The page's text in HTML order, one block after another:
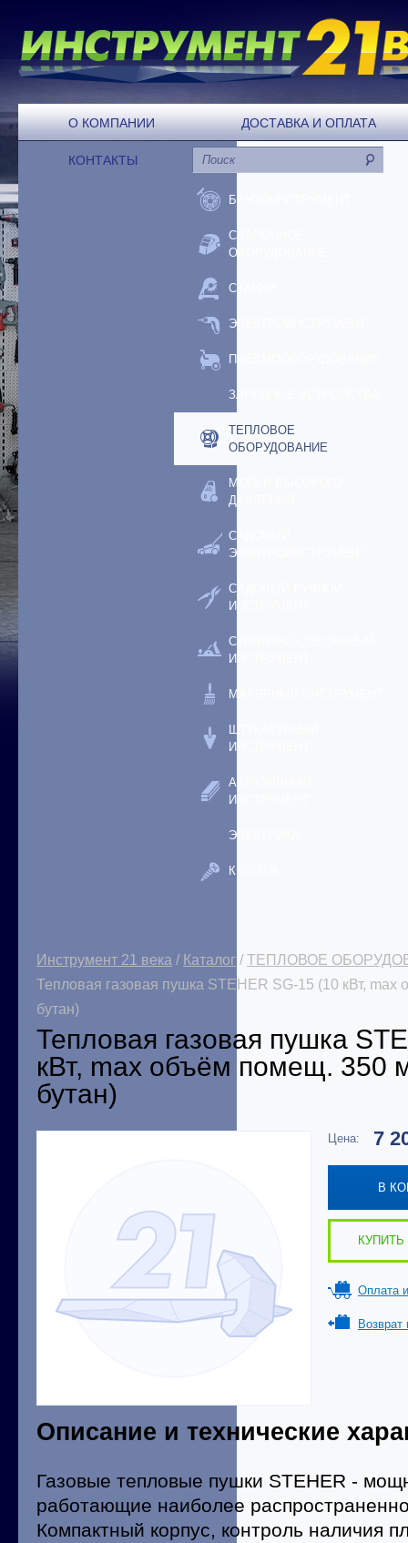
О КОМПАНИИ ДОСТАВКА И ОПЛАТА
КОНТАКТЫ
БЕНЗОИНСТРУМЕНТ
СВАРОЧНОЕ
ОБОРУДОВАНИЕ
СТАНКИ
ЭЛЕКТРОИНСТРУМЕНТ
ПНЕВМООБОРУДОВАНИЕ
ЗАРЯДНЫЕ УСТРОЙСТВА
ТЕПЛОВОЕ
ОБОРУДОВАНИЕ
МОЙКИ ВЫСОКОГО
ДАВЛЕНИЯ
САДОВЫЙ
ЭЛЕКТРОИНСТРУМЕНТ
САДОВЫЙ РУЧНОЙ
ИНСТРУМЕНТ
СТОЛЯРНО-СЛЕСАРНЫЙ
ИНСТРУМЕНТ
МАЛЯРНЫЙ ИНСТРУМЕНТ
ШТУКАТУРНЫЙ
ИНСТРУМЕНТ
АБРАЗИВНЫЙ
ИНСТРУМЕНТ
ЭЛЕКТРИКА
КРЕПЕЖ
Инструмент 21 века / Каталог / ТЕПЛОВОЕ
Тепловая газовая пушка STEHER SG-15 (10 кВт,
бутан)
Тепловая газовая пушка
кВт, max объём помещ. 350
бутан)
Цена: 7
В
КУПИТЬ
Оплата
Возврат
Описание и технические
Газовые тепловые пушки STEHER -
работающие наиболее
Компактный корпус, контроль наличия